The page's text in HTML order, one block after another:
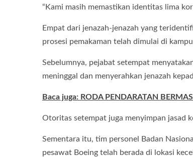
“Kami masih memastikan identitas lima
Empat dari jenazah-jenazah yang
prosesi pemakaman telah dimulai di
Sebelumnya, pejabat setempat
meninggal dan menyerahkan jenazah
Baca juga: RODA PENDARATAN
Otoritas setempat juga menyimpan jasad
Sementara itu, tim personel Badan
pesawat Boeing telah berada di lokasi